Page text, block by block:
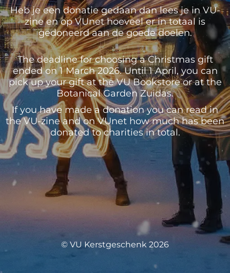
Heb je een donatie gedaan dan lees je in VU-
zine en op VUnet hoeveel er in totaal is
gedoneerd aan de goede doelen.
The deadline for choosing a Christmas gift
ended on 1 March 2026. Until 1 April, you can
pick up your gift at the VU Bookstore or at the
Botanical Garden Zuidas.
If you have made a donation you can read in
the VU-zine and on VUnet how much has been
donated to charities in total.
© VU Kerstgeschenk 2026